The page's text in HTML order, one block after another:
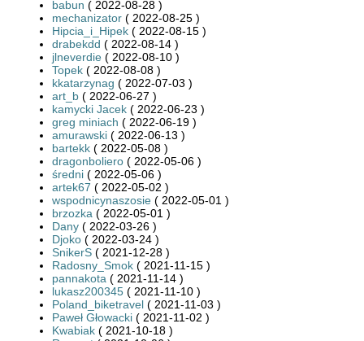
babun ( 2022-08-28 )
mechanizator ( 2022-08-25 )
Hipcia_i_Hipek ( 2022-08-15 )
drabekdd ( 2022-08-14 )
jlneverdie ( 2022-08-10 )
Topek ( 2022-08-08 )
kkatarzynag ( 2022-07-03 )
art_b ( 2022-06-27 )
kamycki Jacek ( 2022-06-23 )
greg miniach ( 2022-06-19 )
amurawski ( 2022-06-13 )
bartekk ( 2022-05-08 )
dragonboliero ( 2022-05-06 )
średni ( 2022-05-06 )
artek67 ( 2022-05-02 )
wspodnicynaszosie ( 2022-05-01 )
brzozka ( 2022-05-01 )
Dany ( 2022-03-26 )
Djoko ( 2022-03-24 )
SnikerS ( 2021-12-28 )
Radosny_Smok ( 2021-11-15 )
pannakota ( 2021-11-14 )
lukasz200345 ( 2021-11-10 )
Poland_biketravel ( 2021-11-03 )
Paweł Głowacki ( 2021-11-02 )
Kwabiak ( 2021-10-18 )